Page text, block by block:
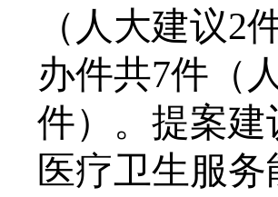
（人大建议2
办件共7件（
件）。提案
医疗卫生服